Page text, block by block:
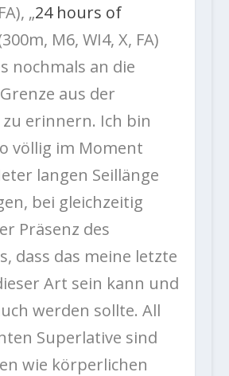
„24 hours of
M6, WI4, X, FA)
nochmals an die
aus der
erinnern. Ich bin
völlig im Moment
langen Seillänge
bei gleichzeitig
Präsenz des
dass das meine letzte
Art sein kann und
werden sollte. All
Superlative sind
wie körperlichen